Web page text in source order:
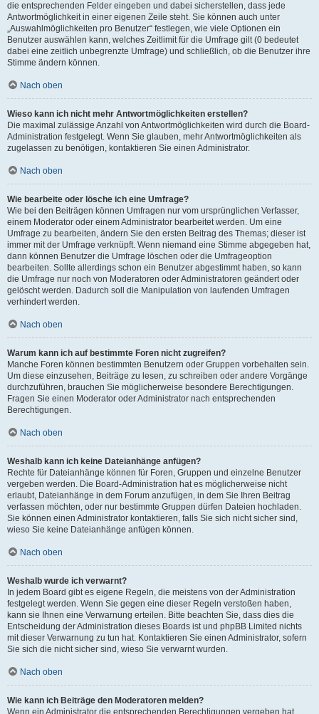
die entsprechenden Felder eingeben und dabei sicherstellen, dass jede
Antwortmöglichkeit in einer eigenen Zeile steht. Sie können auch unter
„Auswahlmöglichkeiten pro Benutzer“ festlegen, wie viele Optionen ein
Benutzer auswählen kann, welches Zeitlimit für die Umfrage gilt (0 bedeutet
dabei eine zeitlich unbegrenzte Umfrage) und schließlich, ob die Benutzer ihre
Stimme ändern können.
Nach oben
Wieso kann ich nicht mehr Antwortmöglichkeiten erstellen?
Die maximal zulässige Anzahl von Antwortmöglichkeiten wird durch die Board-
Administration festgelegt. Wenn Sie glauben, mehr Antwortmöglichkeiten als
zugelassen zu benötigen, kontaktieren Sie einen Administrator.
Nach oben
Wie bearbeite oder lösche ich eine Umfrage?
Wie bei den Beiträgen können Umfragen nur vom ursprünglichen Verfasser,
einem Moderator oder einem Administrator bearbeitet werden. Um eine
Umfrage zu bearbeiten, ändern Sie den ersten Beitrag des Themas; dieser ist
immer mit der Umfrage verknüpft. Wenn niemand eine Stimme abgegeben hat,
dann können Benutzer die Umfrage löschen oder die Umfrageoption
bearbeiten. Sollte allerdings schon ein Benutzer abgestimmt haben, so kann
die Umfrage nur noch von Moderatoren oder Administratoren geändert oder
gelöscht werden. Dadurch soll die Manipulation von laufenden Umfragen
verhindert werden.
Nach oben
Warum kann ich auf bestimmte Foren nicht zugreifen?
Manche Foren können bestimmten Benutzern oder Gruppen vorbehalten sein.
Um diese einzusehen, Beiträge zu lesen, zu schreiben oder andere Vorgänge
durchzuführen, brauchen Sie möglicherweise besondere Berechtigungen.
Fragen Sie einen Moderator oder Administrator nach entsprechenden
Berechtigungen.
Nach oben
Weshalb kann ich keine Dateianhänge anfügen?
Rechte für Dateianhänge können für Foren, Gruppen und einzelne Benutzer
vergeben werden. Die Board-Administration hat es möglicherweise nicht
erlaubt, Dateianhänge in dem Forum anzufügen, in dem Sie Ihren Beitrag
verfassen möchten, oder nur bestimmte Gruppen dürfen Dateien hochladen.
Sie können einen Administrator kontaktieren, falls Sie sich nicht sicher sind,
wieso Sie keine Dateianhänge anfügen können.
Nach oben
Weshalb wurde ich verwarnt?
In jedem Board gibt es eigene Regeln, die meistens von der Administration
festgelegt werden. Wenn Sie gegen eine dieser Regeln verstoßen haben,
kann sie Ihnen eine Verwarnung erteilen. Bitte beachten Sie, dass dies die
Entscheidung der Administration dieses Boards ist und phpBB Limited nichts
mit dieser Verwarnung zu tun hat. Kontaktieren Sie einen Administrator, sofern
Sie sich die nicht sicher sind, wieso Sie verwarnt wurden.
Nach oben
Wie kann ich Beiträge den Moderatoren melden?
Wenn ein Administrator die entsprechenden Berechtigungen vergeben hat,